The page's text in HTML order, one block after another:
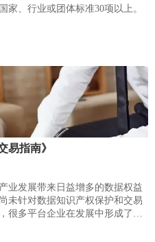
家、行业或团体标准30项以上。
易指南》
业发展带来日益增多的数据权益
未针对数据知识产权保护和交易
很多平台企业在发展中形成了数
的数据资产发挥价值，数据知识